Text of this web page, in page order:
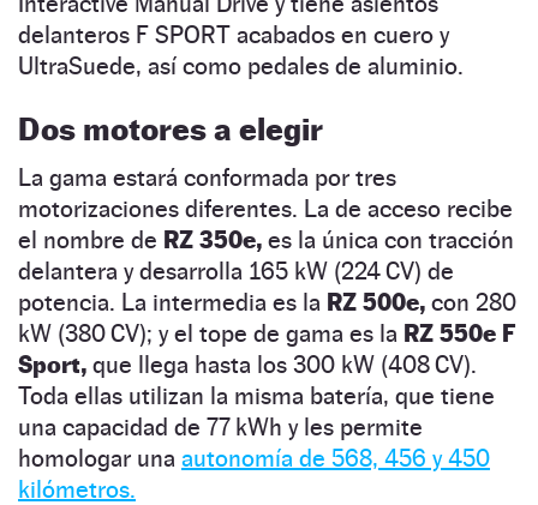
delanteros F SPORT acabados en cuero y
UltraSuede, así como pedales de aluminio.
Dos motores a elegir
La gama estará conformada por tres
motorizaciones diferentes. La de acceso recibe
el nombre de RZ 350e, es la única con tracción
delantera y desarrolla 165 kW (224 CV) de
potencia. La intermedia es la RZ 500e, con 280
kW (380 CV); y el tope de gama es la RZ 550e F
Sport, que llega hasta los 300 kW (408 CV).
Toda ellas utilizan la misma batería, que tiene
una capacidad de 77 kWh y les permite
homologar una autonomía de 568, 456 y 450
kilómetros.